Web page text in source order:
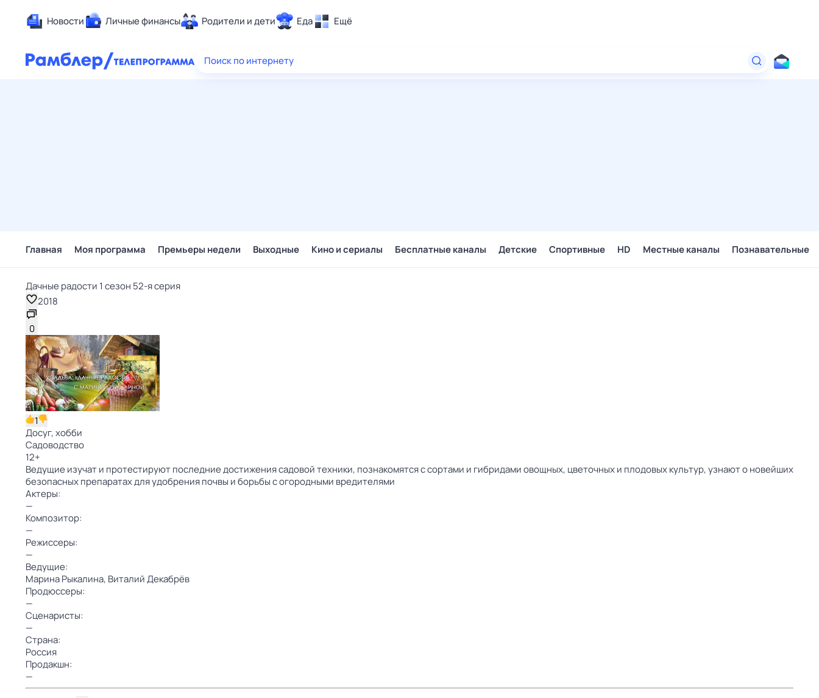
Новости Личные финансы Родители и дети Еда Ещё
Здоровье
Поиск по интернету
Главная Моя программа Премьеры недели Выходные Кино и сериалы Бесплатные каналы Детские Спортивные HD Местные каналы Познавательные
Дачные радости 1 сезон 52-я серия
2018
0
1
Досуг, хобби
Садоводство
12+
Ведущие изучат и протестируют последние достижения садовой техники, познакомятся с сортами и гибридами овощных, цветочных и плодовых культур, узнают о новейших
безопасных препаратах для удобрения почвы и борьбы с огородными вредителями
Актеры:
—
Композитор:
—
Режиссеры:
—
Ведущие:
Марина Рыкалина, Bиталий Декабрёв
Продюссеры:
—
Сценаристы:
—
Страна:
Россия
Продакшн:
—